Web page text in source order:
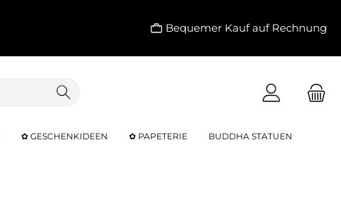
Bequemer Kauf auf Rechnung
✿ GESCHENKIDEEN ✿ PAPETERIE BUDDHA STATUEN